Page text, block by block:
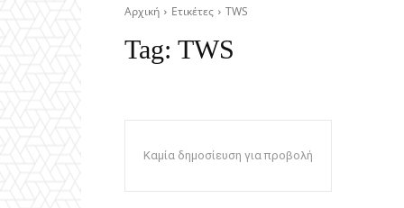
Αρχική Ετικέτες TWS
Tag: TWS
Καμία δημοσίευση για προβολή